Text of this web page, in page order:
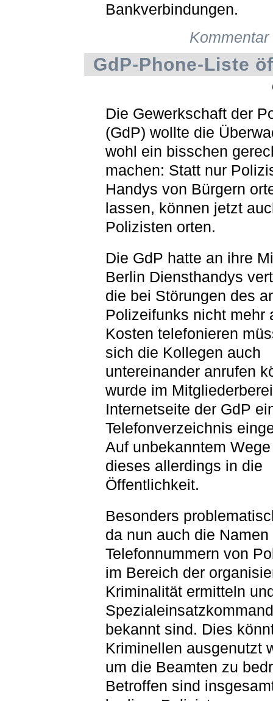
Bankverbindungen.
GdP-Phone-Liste
Die Gewerkschaft der
(GdP) wollte die
wohl ein bisschen
machen: Statt nur
Handys von Bürgern
lassen, können jetzt
Polizisten orten.
Die GdP hatte an ihre
Berlin Diensthandys
die bei Störungen des
Polizeifunks nicht mehr
Kosten telefonieren
sich die Kollegen auch
untereinander anrufen
wurde im
Internetseite der GdP
Telefonverzeichnis
Auf unbekanntem
dieses allerdings in die
Öffentlichkeit.
Besonders
da nun auch die Namen
Telefonnummern von
im Bereich der
Kriminalität ermitteln
bekannt sind. Dies
Kriminellen ausgenutzt
um die Beamten zu
Betroffen sind